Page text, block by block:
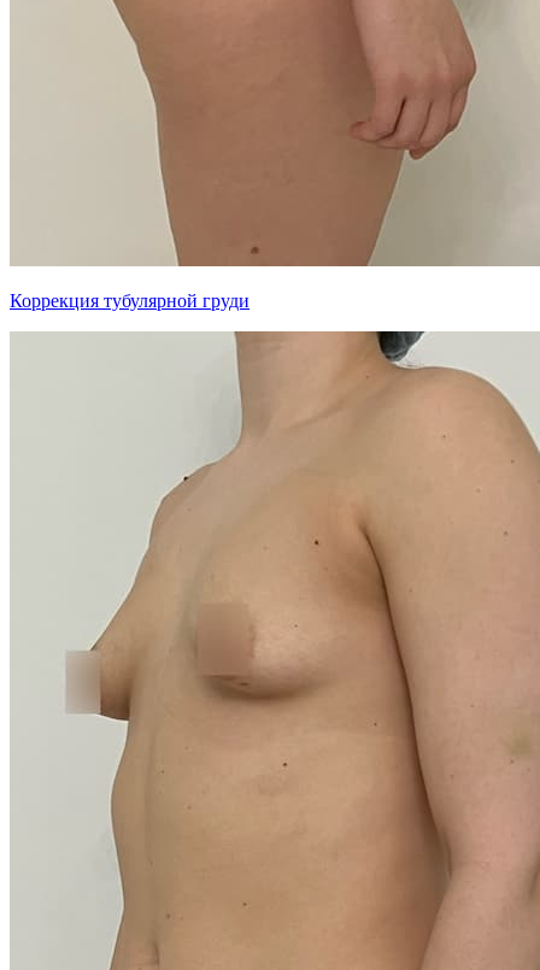
Коррекция тубулярной груди